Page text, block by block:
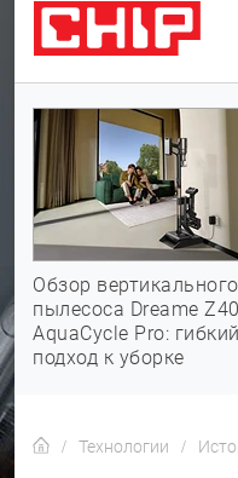
Обзор вертикального
пылесоса Dreame Z40
AquaCycle Pro: гибкий
подход к уборке
Технологии